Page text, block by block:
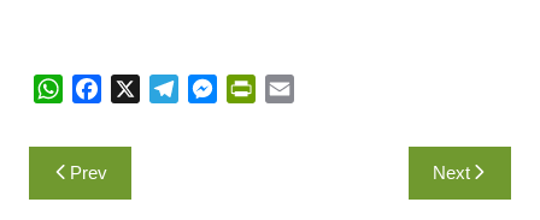
W
a
t
s
c
e
b
M
Navigasi
pos
Prev Next